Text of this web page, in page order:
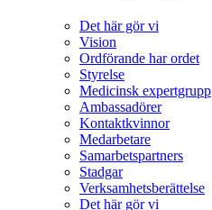
Det här gör vi
Vision
Ordförande har ordet
Styrelse
Medicinsk expertgrupp
Ambassadörer
Kontaktkvinnor
Medarbetare
Samarbetspartners
Stadgar
Verksamhetsberättelse
Det här gör vi